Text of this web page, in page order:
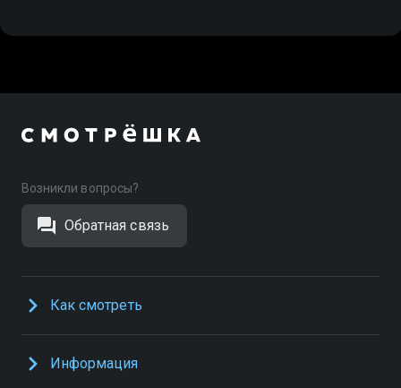
Возникли вопросы?
Обратная связь
Как смотреть
Информация